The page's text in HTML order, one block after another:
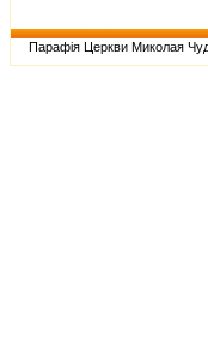
Парафія Церкви Миколая